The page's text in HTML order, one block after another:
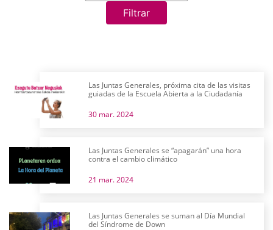
Filtrar
Las Juntas Generales, próxima cita de las visitas
guiadas de la Escuela Abierta a la Ciudadanía
30 mar. 2024
Las Juntas Generales se “apagarán” una hora
contra el cambio climático
21 mar. 2024
Las Juntas Generales se suman al Día Mundial
del Síndrome de Down